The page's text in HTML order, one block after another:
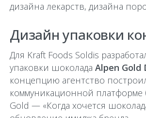
дизайна лекарств, дизайна
Дизайн упаковки
Для Kraft Foods Soldis
упаковки шоколада Alpen Gold
концепцию агентство
коммуникационной платформе
Gold — «Когда хочется